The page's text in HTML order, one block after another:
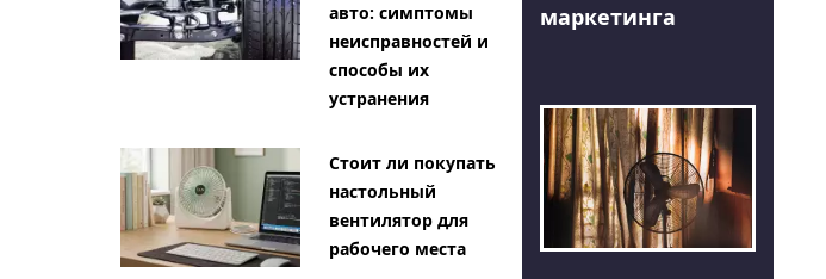
авто: симптомы
неисправностей и
способы их
устранения
Стоит ли покупать
настольный
вентилятор для
рабочего места
маркетинга